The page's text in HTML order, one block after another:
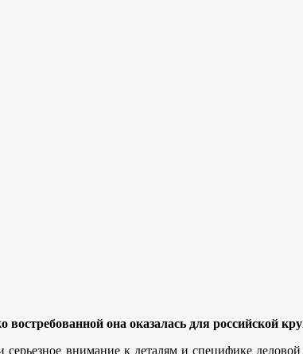
она оказалась для российской
внимание к деталям и специфике